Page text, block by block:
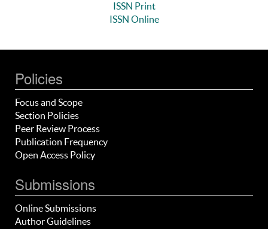
ISSN Print
ISSN Online
Policies
Focus and Scope
Section Policies
Peer Review Process
Publication Frequency
Open Access Policy
Submissions
Online Submissions
Author Guidelines